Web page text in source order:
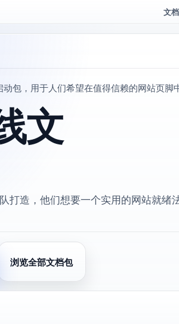
文档
动包，用于人们希望在值得信赖的网站页脚
文
打造，他们想要一个实用的网站就绪
浏览全部文档包